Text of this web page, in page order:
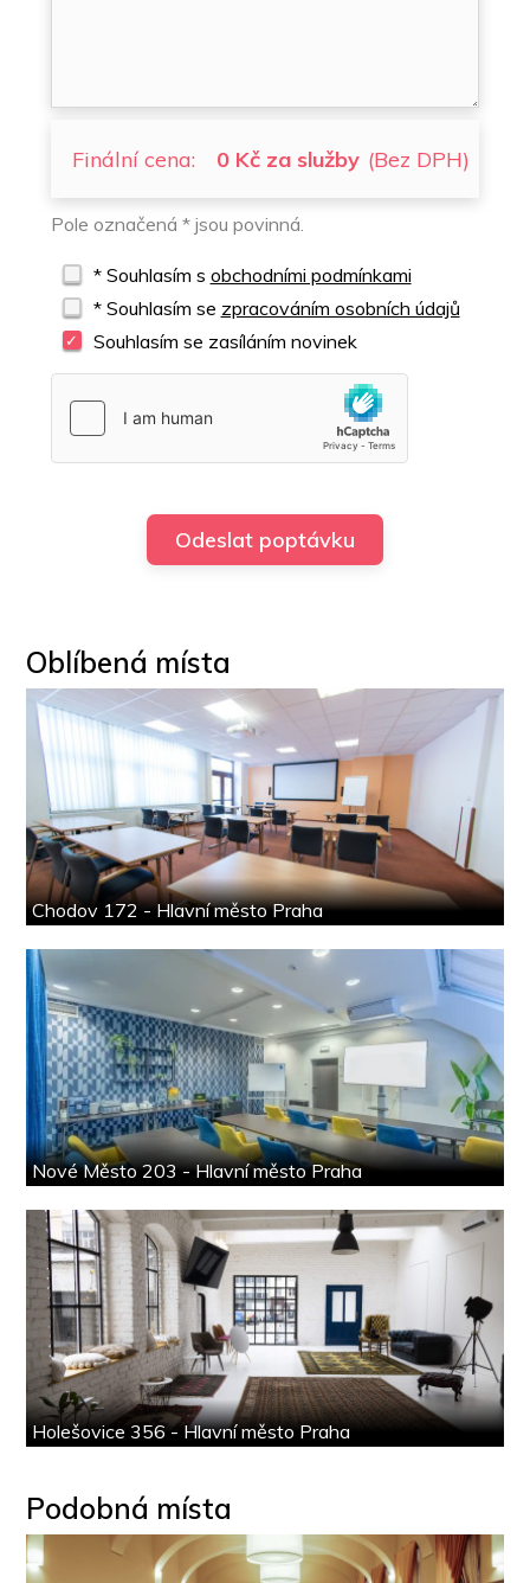
Finální cena: 0 Kč za služby (Bez DPH)
Pole označená * jsou povinná.
* Souhlasím s obchodními podmínkami
* Souhlasím se zpracováním osobních údajů
Souhlasím se zasíláním novinek
Oblíbená místa
Chodov 172 - Hlavní město Praha
Nové Město 203 - Hlavní město Praha
Holešovice 356 - Hlavní město Praha
Podobná místa